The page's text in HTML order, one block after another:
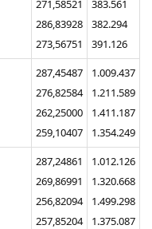
271,58521
286,83928
273,56751
383.561
382.294
391.126
287,45487
276,82584
262,25000
259,10407
1.009.437
1.211.589
1.411.187
1.354.249
287,24861
269,86991
256,82094
257,85204
1.012.126
1.320.668
1.499.298
1.375.087